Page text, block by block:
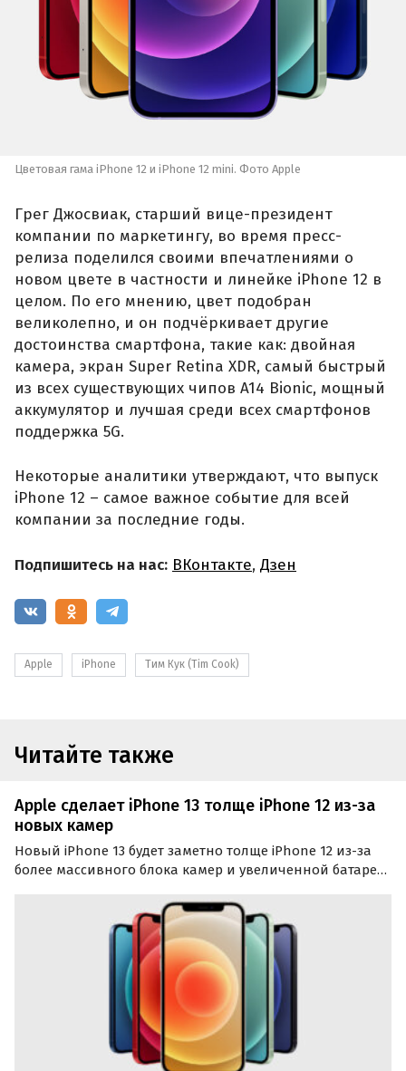
Цветовая гама iPhone 12 и iPhone 12 mini. Фото Apple
Грег Джосвиак, старший вице-президент
компании по маркетингу, во время пресс-
релиза поделился своими впечатлениями о
новом цвете в частности и линейке iPhone 12 в
целом. По его мнению, цвет подобран
великолепно, и он подчёркивает другие
достоинства смартфона, такие как: двойная
камера, экран Super Retina XDR, самый быстрый
из всех существующих чипов A14 Bionic, мощный
аккумулятор и лучшая среди всех смартфонов
поддержка 5G.
Некоторые аналитики утверждают, что выпуск
iPhone 12 – самое важное событие для всей
компании за последние годы.
Подпишитесь на нас: ВКонтакте, Дзен
Apple iPhone Тим Кук (Tim Cook)
Читайте также
Apple сделает iPhone 13 толще iPhone 12 из-за
новых камер
Новый iPhone 13 будет заметно толще iPhone 12 из-за
более массивного блока камер и увеличенной батареи.
предварительные рендеры новинки.